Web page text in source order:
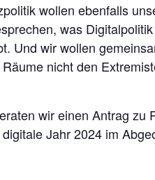
wollen ebenfalls
was
Und wir wollen
nicht den
wir einen Antrag zu
Jahr 2024 im